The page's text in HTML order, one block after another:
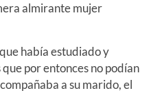
almirante mujer
había estudiado y
por entonces no podían
a su marido, el